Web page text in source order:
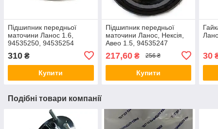
Підшипник передньої
маточини Ланос 1.6,
94535250, 94535254
310 ₴
Купити
Підшипник передньої
маточини Ланос, Нексія,
Авео 1.5, 94535247
217,60₴ 256 ₴
Купити
30
Подібні товари компанії